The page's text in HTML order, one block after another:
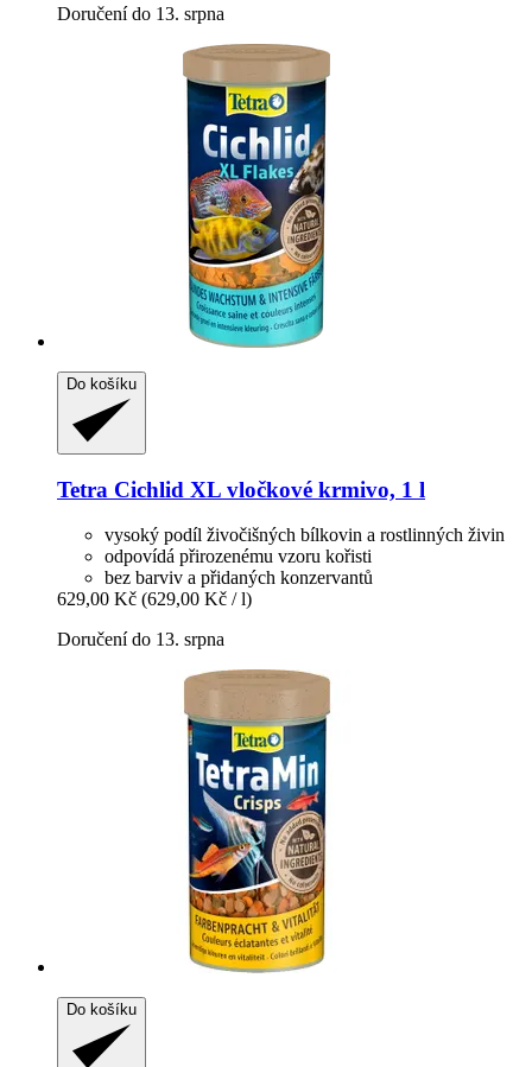
Doručení do 13. srpna
Do košíku
Tetra Cichlid XL vločkové krmivo, 1 l
vysoký podíl živočišných bílkovin a rostlinných živin
odpovídá přirozenému vzoru kořisti
bez barviv a přidaných konzervantů
629,00 Kč (629,00 Kč / l)
Doručení do 13. srpna
Do košíku